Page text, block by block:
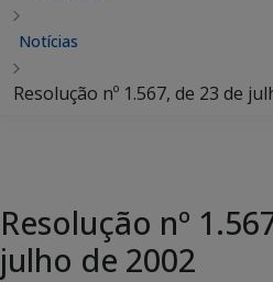
Notícias
Resolução nº 1.567, de 23 de
Resolução nº
julho de 2002